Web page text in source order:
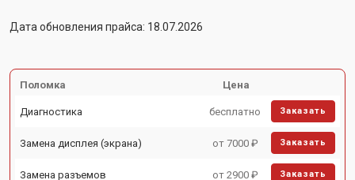
Дата обновления прайса: 18.07.2026
Поломка Цена
Диагностика бесплатно Заказать
Замена дисплея (экрана) от 7000 ₽ Заказать
Замена разъемов от 2900 ₽ Заказать